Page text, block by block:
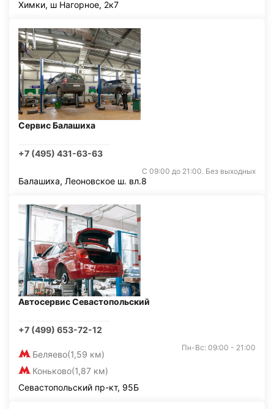
Химки, ш Нагорное, 2к7
Сервис Балашиха
+7 (495) 431-63-63
С 09:00 до 21:00. Без выходных
Балашиха, Леоновское ш. вл.8
Автосервис Севастопольский
+7 (499) 653-72-12
Беляево(1,59 км)
Коньково(1,87 км)
Пн-Вс: 09:00 - 21:00
Севастопольский пр-кт, 95Б